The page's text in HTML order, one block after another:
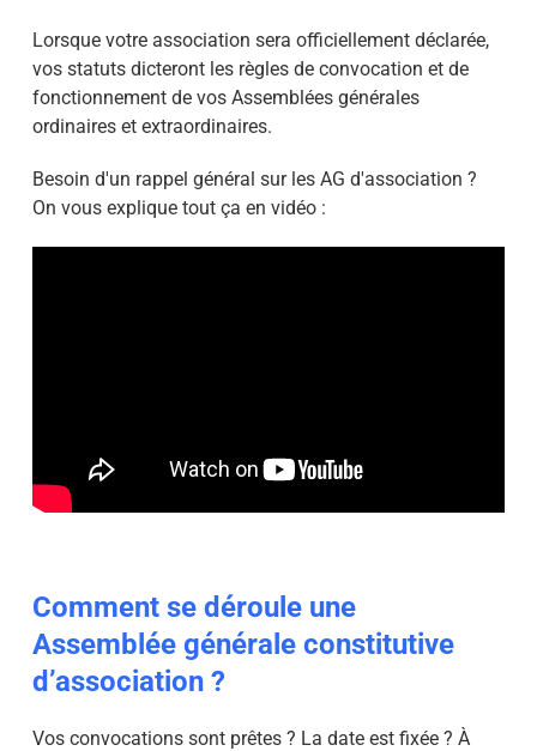
Lorsque votre association sera officiellement déclarée,
vos statuts dicteront les règles de convocation et de
fonctionnement de vos Assemblées générales
ordinaires et extraordinaires.
Besoin d'un rappel général sur les AG d'association ?
On vous explique tout ça en vidéo :
Comment se déroule une
Assemblée générale constitutive
d’association ?
Vos convocations sont prêtes ? La date est fixée ? À